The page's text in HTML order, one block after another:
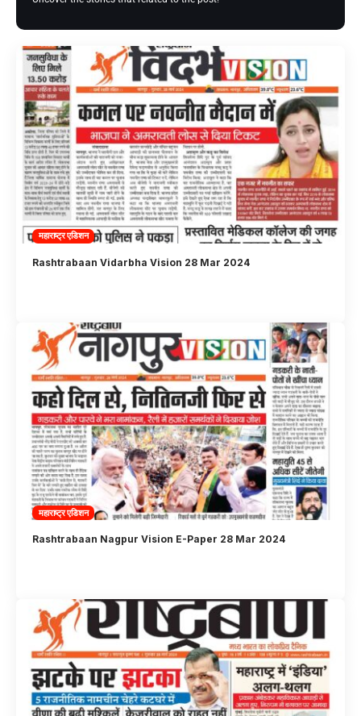
महाराष्ट्र एडिशन
Rashtrabaan Vidarbha Vision 28 Mar 2024
महाराष्ट्र एडिशन
Rashtrabaan Nagpur Vision E-Paper 28 Mar 2024